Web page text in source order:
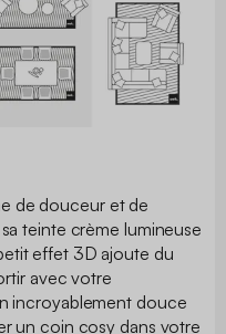
de douceur et de
teinte crème lumineuse
effet 3D ajoute du
avec votre
incroyablement douce
un coin cosy dans votre